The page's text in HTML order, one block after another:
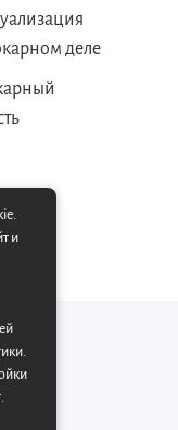
деле
и